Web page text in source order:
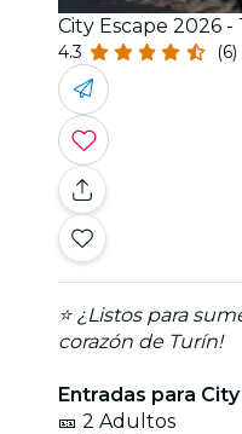
City Escape 2026
4.3 (6)
⭐ ¿Listos para
corazón de Turín!
Entradas para
🎫 2 Adultos